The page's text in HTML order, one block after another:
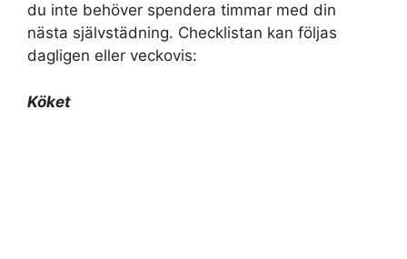
du inte behöver spendera timmar med din
nästa självstädning. Checklistan kan följas
dagligen eller veckovis:
Köket